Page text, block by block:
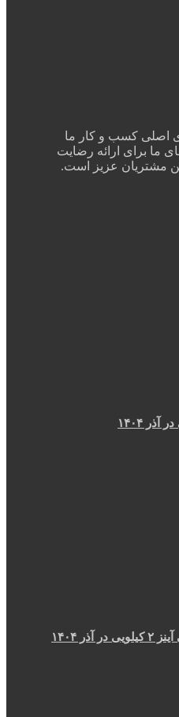
اصلی کسب و کار ما
ما برای ارائه رضایت
مشتریان عزیز است.
۱۴۰۴